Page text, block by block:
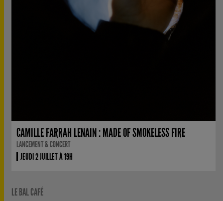
CAMILLE FARRAH LENAIN : MADE OF SMOKELESS FIRE
LANCEMENT & CONCERT
JEUDI 2 JUILLET À 19H
LE BAL CAFÉ